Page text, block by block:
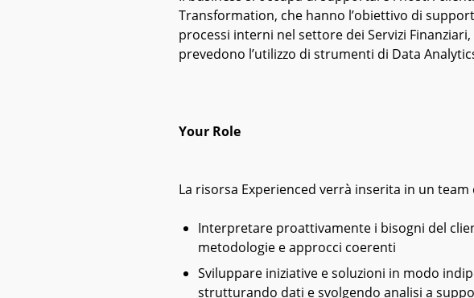
Transformation, che hanno l’obiettivo di
processi interni nel settore dei Servizi
prevedono l’utilizzo di strumenti di Data
Your Role
La risorsa Experienced verrà inserita in un
Interpretare proattivamente i bisogni del
metodologie e approcci coerenti
Sviluppare iniziative e soluzioni in modo
strutturando dati e svolgendo analisi a